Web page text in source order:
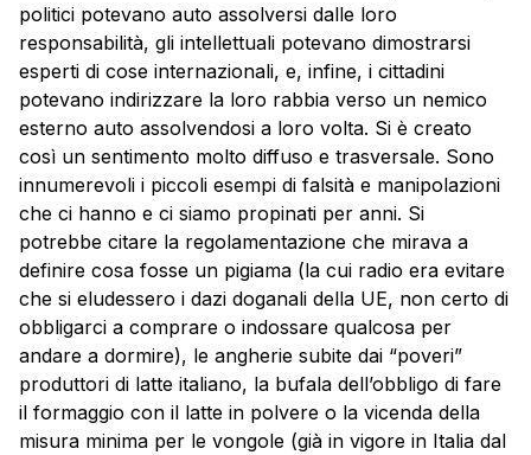
politici potevano auto assolversi dalle loro
responsabilità, gli intellettuali potevano dimostrarsi
esperti di cose internazionali, e, infine, i cittadini
potevano indirizzare la loro rabbia verso un nemico
esterno auto assolvendosi a loro volta. Si è creato
così un sentimento molto diffuso e trasversale. Sono
innumerevoli i piccoli esempi di falsità e manipolazioni
che ci hanno e ci siamo propinati per anni. Si
potrebbe citare la regolamentazione che mirava a
definire cosa fosse un pigiama (la cui radio era evitare
che si eludessero i dazi doganali della UE, non certo di
obbligarci a comprare o indossare qualcosa per
andare a dormire), le angherie subite dai “poveri”
produttori di latte italiano, la bufala dell’obbligo di fare
il formaggio con il latte in polvere o la vicenda della
misura minima per le vongole (già in vigore in Italia dal